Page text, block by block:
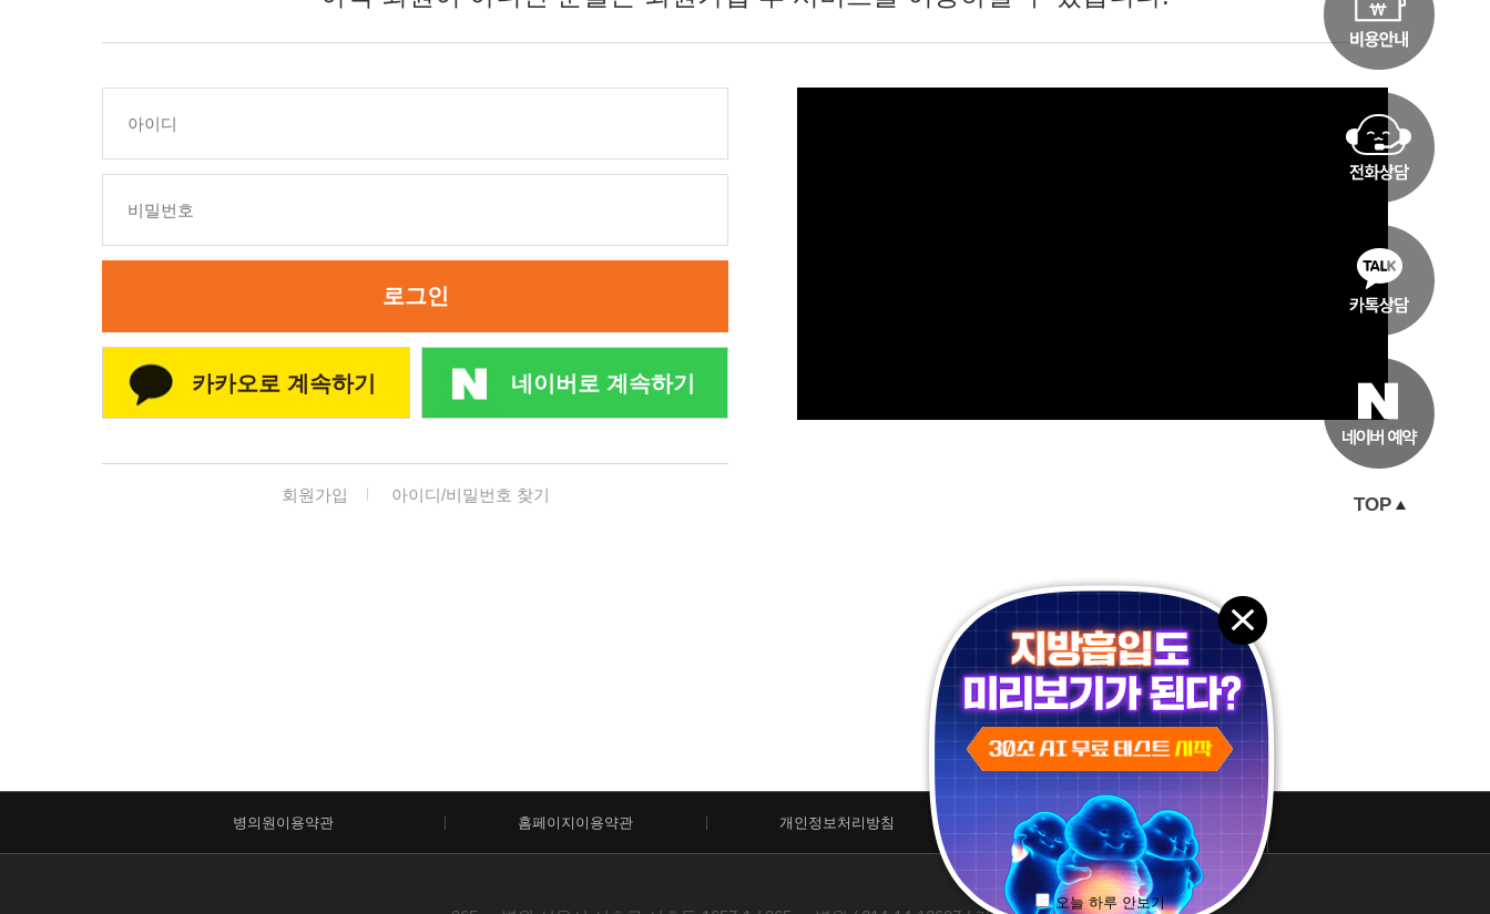
로그인
카카오로 계속하기 네이버로 계속하기
회원가입 아이디/비밀번호 찾기 TOP
오늘 하루 안보기
병의원이용약관 홈페이지이용약관 개인정보처리방침 패밀리 사이트